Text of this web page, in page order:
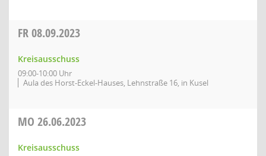
FR08.09.2023
Kreisausschuss
09:00-10:00 Uhr
Aula des Horst-Eckel-Hauses, Lehnstraße 16, in Kusel
MO 26.06.2023
Kreisausschuss